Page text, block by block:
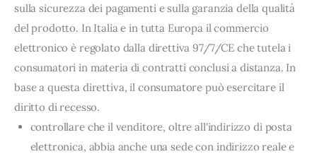
sulla sicurezza dei pagamenti e sulla garanzia della qualità
del prodotto. In Italia e in tutta Europa il commercio
elettronico è regolato dalla direttiva 97/7/CE che tutela i
consumatori in materia di contratti conclusi a distanza. In
base a questa direttiva, il consumatore può esercitare il
diritto di recesso.
controllare che il venditore, oltre all'indirizzo di posta
elettronica, abbia anche una sede con indirizzo reale e